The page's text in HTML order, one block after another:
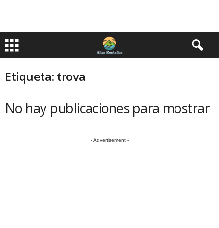
Etiqueta: trova
No hay publicaciones para mostrar
- Advertisement -